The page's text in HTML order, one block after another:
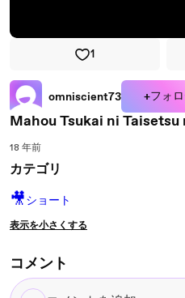
1
omniscient73 +フォ
Mahou Tsukai ni
18 年前
カテゴリ
🎥ショート
表示を小さくする
コメント